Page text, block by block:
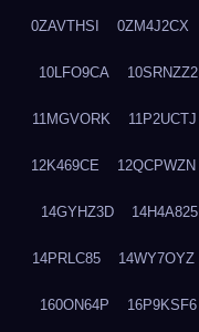
0ZAVTHSI 0ZM4J2CX
10LFO9CA 10SRNZZ2
11MGVORK 11P2UCTJ
12K469CE 12QCPWZN
14GYHZ3D 14H4A825
14PRLC85 14WY7OYZ
160ON64P 16P9KSF6